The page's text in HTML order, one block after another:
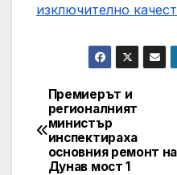
изключително
Post
navigation
Премиерът и
регионалният
министър
инспектираха
основния ремонт на
Дунав мост 1